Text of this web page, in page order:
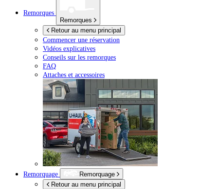
Remorques
Remorques
Retour au menu principal
Commencer une réservation
Vidéos explicatives
Conseils sur les remorques
FAQ
Attaches et accessoires
Remorquage
Remorquage
Retour au menu principal